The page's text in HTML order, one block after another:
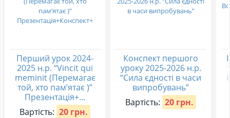
Перший урок 2024-
2025 н.р. “Vincit qui
meminit (Перемагає
той, хто пам’ятає )”
Презентація+...
Вартість: 20 грн.
Конспект першого
уроку 2025-2026 н.р.
“Сила єдності в часи
випробувань”
Вартість: 20 грн.